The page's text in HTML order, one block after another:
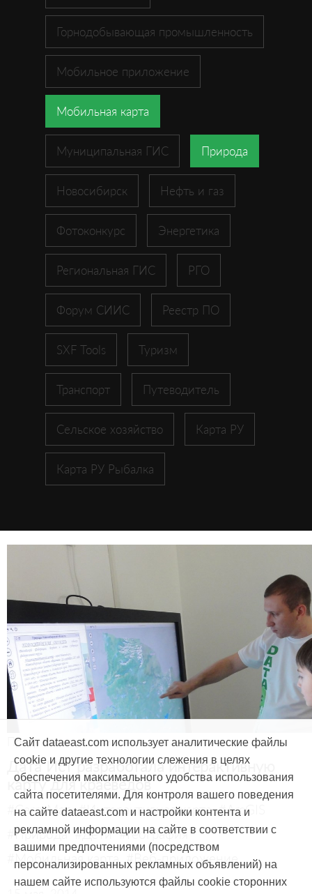
Горнодобывающая промышленность
Мобильное приложение
Мобильная карта
Муниципальная ГИС Природа
Новосибирск Нефть и газ
Фотоконкурс Энергетика
Региональная ГИС РГО
Форум СИИС Реестр ПО
SXF Tools Туризм
Транспорт Путеводитель
Сельское хозяйство Карта РУ
Карта РУ Рыбалка
Продукты и услуги
Дата Ист разработала интерактивную
карту для краеведов
#CarryMap #Интерактивная карта #ArcGIS
#Природа #Дети #География
#Мобильная карта #Веб-приложение
Сайт dataeast.com использует аналитические файлы
cookie и другие технологии слежения в целях
обеспечения максимального удобства использования
сайта посетителями. Для контроля вашего поведения
на сайте dataeast.com и настройки контента и
рекламной информации на сайте в соответствии с
вашими предпочтениями (посредством
персонализированных рекламных объявлений) на
нашем сайте используются файлы cookie сторонних